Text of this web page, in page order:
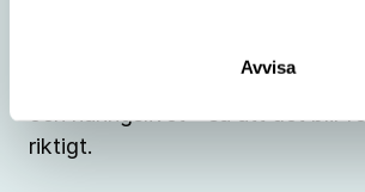
Avvisa
Innehållet tas fram i samarbete
riktigt.